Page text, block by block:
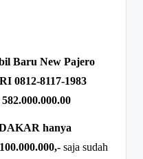
Baru New Pajero
0812-8117-1983
hanya
saja sudah